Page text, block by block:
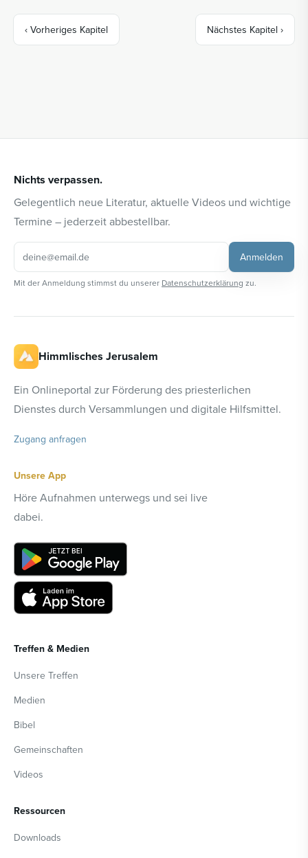
‹ Vorheriges Kapitel Nächstes Kapitel ›
Nichts verpassen.
Gelegentlich neue Literatur, aktuelle Videos und wichtige
Termine – jederzeit abbestellbar.
Anmelden
Mit der Anmeldung stimmst du unserer Datenschutzerklärung zu.
Himmlisches Jerusalem
Ein Onlineportal zur Förderung des priesterlichen
Dienstes durch Versammlungen und digitale Hilfsmittel.
Zugang anfragen
Unsere App
Höre Aufnahmen unterwegs und sei live
dabei.
Treffen & Medien
Unsere Treffen
Medien
Bibel
Gemeinschaften
Videos
Ressourcen
Downloads